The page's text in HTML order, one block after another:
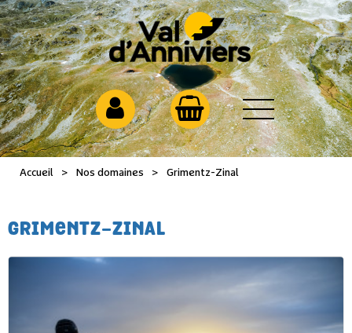
Accueil > Nos domaines > Grimentz-Zinal
GRIMENTZ-ZINAL